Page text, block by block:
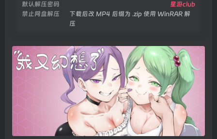
默认解压密码
星游club
禁止网盘解压
下载后改 MP4 后缀为 .zip 使用 WinRAR 解
压